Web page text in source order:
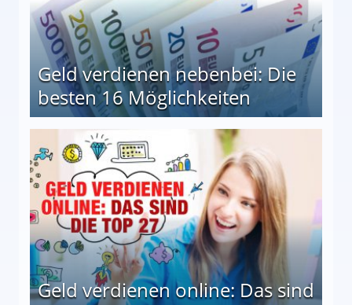
Geld verdienen nebenbei: Die
besten 16 Möglichkeiten
Geld verdienen online: Das sind